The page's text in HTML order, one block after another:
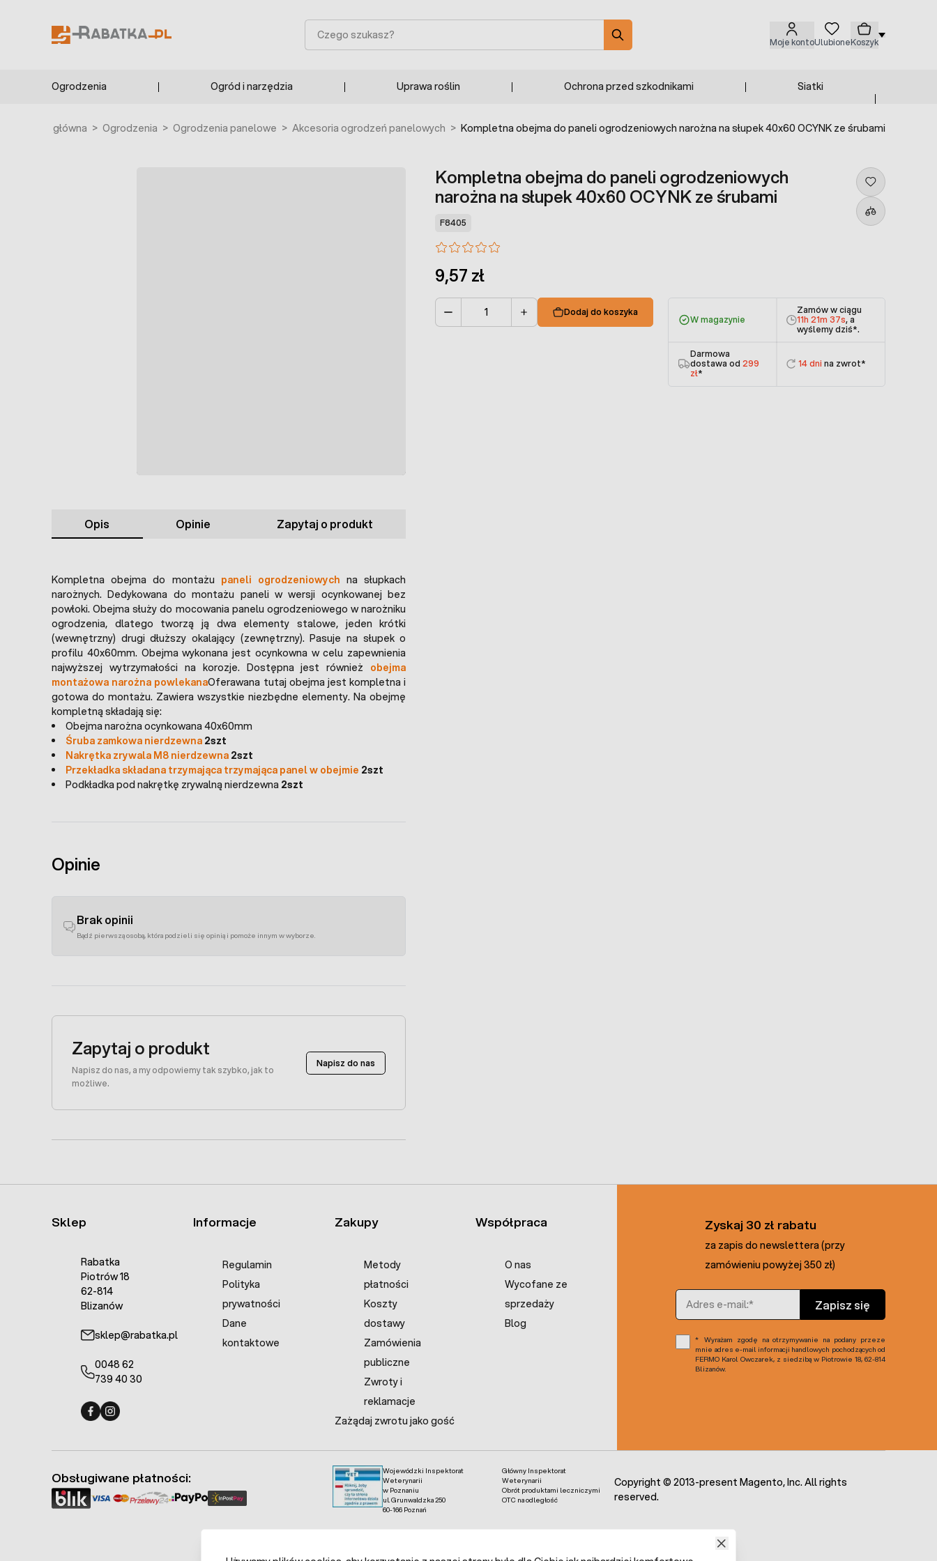
Moje kontoUlubioneKoszyk
Szukaj
Ogrodzenia Ogród i narzędzia Uprawa roślin Ochrona przed szkodnikami Siatki
Strona główna > Ogrodzenia > Ogrodzenia panelowe > Akcesoria ogrodzeń panelowych > Kompletna obejma do paneli ogrodzeniowych narożna na słupek 40x60 OCYNK ze śrubami
Kompletna obejma do paneli ogrodzeniowych
narożna na słupek 40x60 OCYNK ze śrubami
F8405
9,57 zł
Dodaj do koszyka
W magazynie
Zamów w ciągu
11h 21m 37s, a
wyślemy dziś*.
Darmowa
dostawa od 299
zł*
14 dni na zwrot*
Opis Opinie Zapytaj o produkt
Kompletna obejma do montażu paneli ogrodzeniowych na słupkach
narożnych. Dedykowana do montażu paneli w wersji ocynkowanej bez
powłoki. Obejma służy do mocowania panelu ogrodzeniowego w narożniku
ogrodzenia, dlatego tworzą ją dwa elementy stalowe, jeden krótki
(wewnętrzny) drugi dłuższy okalający (zewnętrzny). Pasuje na słupek o
profilu 40x60mm. Obejma wykonana jest ocynkowna w celu zapewnienia
najwyższej wytrzymałości na korozje. Dostępna jest również obejma
montażowa narożna powlekanaOferawana tutaj obejma jest kompletna i
gotowa do montażu. Zawiera wszystkie niezbędne elementy. Na obejmę
kompletną składają się:
Obejma narożna ocynkowana 40x60mm
Śruba zamkowa nierdzewna 2szt
Nakrętka zrywala M8 nierdzewna 2szt
Przekładka składana trzymająca trzymająca panel w obejmie 2szt
Podkładka pod nakrętkę zrywalną nierdzewna 2szt
Opinie
Brak opinii
Bądź pierwszą osobą, która podzieli się opinią i pomoże innym w wyborze.
Zapytaj o produkt
Napisz do nas, a my odpowiemy tak szybko, jak to
możliwe.
Napisz do nas
Sklep
Rabatka
Piotrów 18
62-814
Blizanów
sklep@rabatka.pl
0048 62
739 40 30
Informacje
Regulamin
Polityka
prywatności
Dane
kontaktowe
Zakupy
Metody
płatności
Koszty
dostawy
Zamówienia
publiczne
Zwroty i
reklamacje
Zażądaj zwrotu jako gość
Współpraca
O nas
Wycofane ze
sprzedaży
Blog
Zyskaj 30 zł rabatu
za zapis do newslettera (przy
zamówieniu powyżej 350 zł)
Adres e-mail
Zapisz się
Wyrażam zgodę na otrzymywanie na podany przeze
mnie adres e-mail informacji handlowych pochodzących od
FERMO Karol Owczarek, z siedzibą w Piotrowie 18, 62-814
Blizanów.
Wojewódzki Inspektorat
Weterynarii
w Poznaniu
ul. Grunwaldzka 250
60-166 Poznań
Główny Inspektorat
Weterynarii
Obrót produktami leczniczymi
OTC na odległość
Obsługiwane płatności:
Copyright © 2013-present Magento, Inc. All rights
reserved.